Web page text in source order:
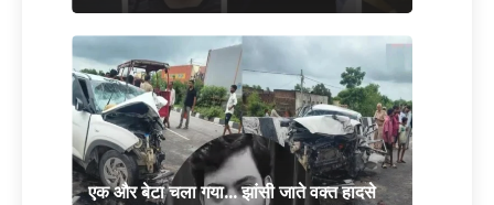
एक और बेटा चला गया… झांसी जाते वक्त हादसे